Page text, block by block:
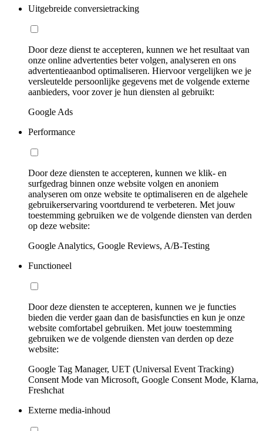
Uitgebreide conversietracking
Door deze dienst te accepteren, kunnen we het resultaat van
onze online advertenties beter volgen, analyseren en ons
advertentieaanbod optimaliseren. Hiervoor vergelijken we je
versleutelde persoonlijke gegevens met de volgende externe
aanbieders, voor zover je hun diensten al gebruikt:
Google Ads
Performance
Door deze diensten te accepteren, kunnen we klik- en
surfgedrag binnen onze website volgen en anoniem
analyseren om onze website te optimaliseren en de algehele
gebruikerservaring voortdurend te verbeteren. Met jouw
toestemming gebruiken we de volgende diensten van derden
op deze website:
Google Analytics, Google Reviews, A/B-Testing
Functioneel
Door deze diensten te accepteren, kunnen we je functies
bieden die verder gaan dan de basisfuncties en kun je onze
website comfortabel gebruiken. Met jouw toestemming
gebruiken we de volgende diensten van derden op deze
website:
Google Tag Manager, UET (Universal Event Tracking)
Consent Mode van Microsoft, Google Consent Mode, Klarna,
Freshchat
Externe media-inhoud